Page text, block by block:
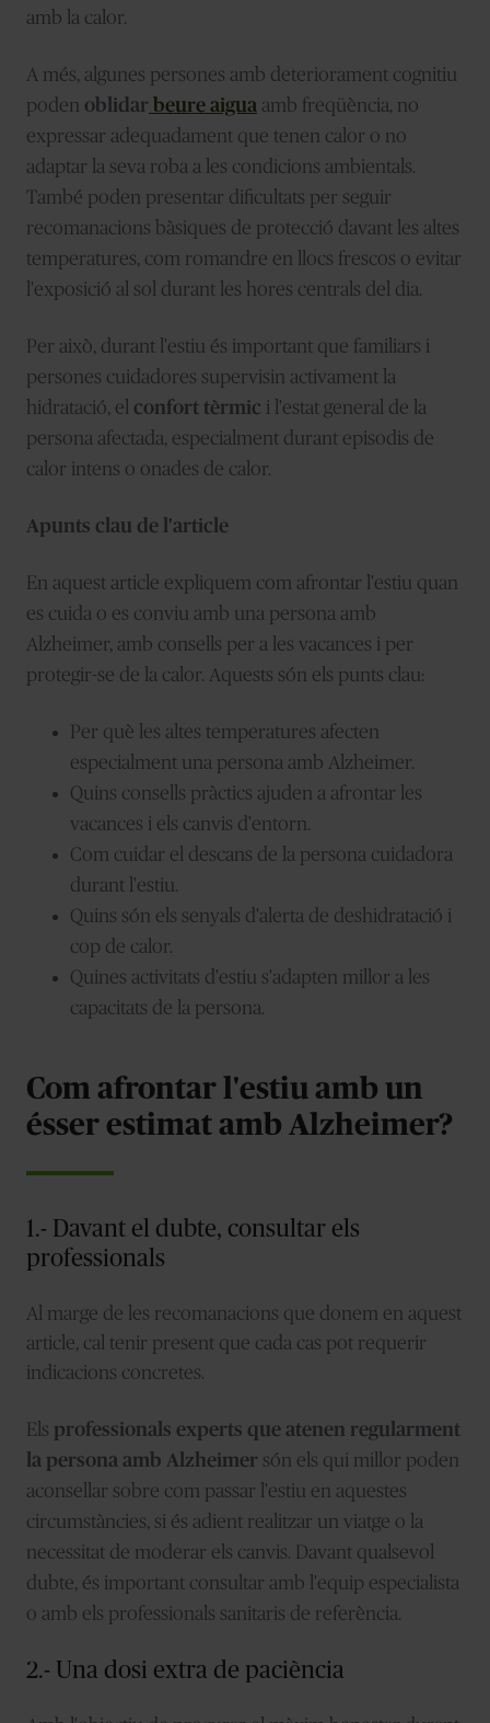
amb la calor.
A més, algunes persones amb deteriorament cognitiu
poden oblidar beure aigua amb freqüència, no
expressar adequadament que tenen calor o no
adaptar la seva roba a les condicions ambientals.
També poden presentar dificultats per seguir
recomanacions bàsiques de protecció davant les altes
temperatures, com romandre en llocs frescos o evitar
l'exposició al sol durant les hores centrals del dia.
Per això, durant l'estiu és important que familiars i
persones cuidadores supervisin activament la
hidratació, el confort tèrmic i l'estat general de la
persona afectada, especialment durant episodis de
calor intens o onades de calor.
Apunts clau de l'article
En aquest article expliquem com afrontar l'estiu quan
es cuida o es conviu amb una persona amb
Alzheimer, amb consells per a les vacances i per
protegir-se de la calor. Aquests són els punts clau:
Per què les altes temperatures afecten
especialment una persona amb Alzheimer.
Quins consells pràctics ajuden a afrontar les
vacances i els canvis d'entorn.
Com cuidar el descans de la persona cuidadora
durant l'estiu.
Quins són els senyals d'alerta de deshidratació i
cop de calor.
Quines activitats d'estiu s'adapten millor a les
capacitats de la persona.
Com afrontar l'estiu amb un
ésser estimat amb Alzheimer?
1.- Davant el dubte, consultar els
professionals
Al marge de les recomanacions que donem en aquest
article, cal tenir present que cada cas pot requerir
indicacions concretes.
Els professionals experts que atenen regularment
la persona amb Alzheimer són els qui millor poden
aconsellar sobre com passar l'estiu en aquestes
circumstàncies, si és adient realitzar un viatge o la
necessitat de moderar els canvis. Davant qualsevol
dubte, és important consultar amb l'equip especialista
o amb els professionals sanitaris de referència.
2.- Una dosi extra de paciència